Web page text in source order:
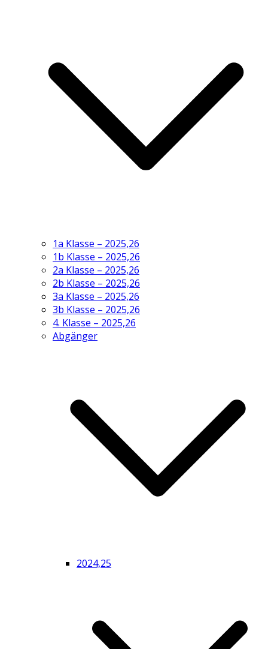
1a Klasse – 2025,26
1b Klasse – 2025,26
2a Klasse – 2025,26
2b Klasse – 2025,26
3a Klasse – 2025,26
3b Klasse – 2025,26
4. Klasse – 2025,26
Abgänger
2024,25